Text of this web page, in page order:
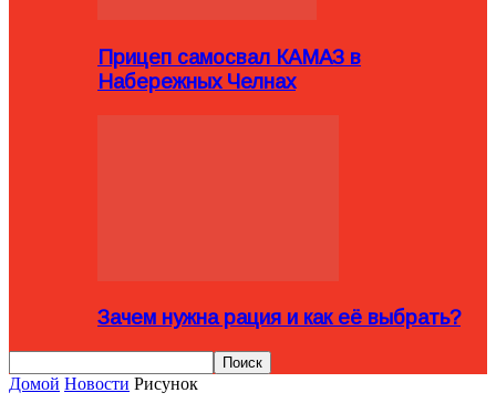
Прицеп самосвал КАМАЗ в
Набережных Челнах
Зачем нужна рация и как её выбрать?
Домой Новости Рисунок